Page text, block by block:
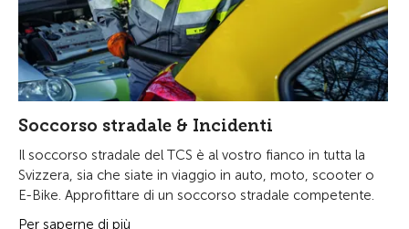
Soccorso stradale & Incidenti
Il soccorso stradale del TCS è al vostro fianco in tutta la
Svizzera, sia che siate in viaggio in auto, moto, scooter o
E-Bike. Approfittare di un soccorso stradale competente.
Per saperne di più